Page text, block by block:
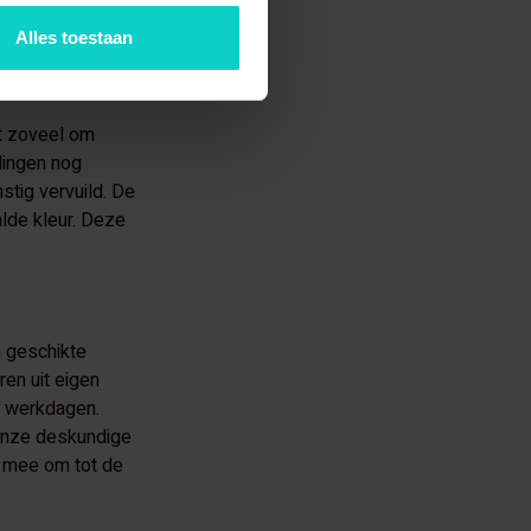
Alles toestaan
zoveel om
nog
vervuild. De
kleur. Deze
geschikte
uit eigen
deskundige
om tot de